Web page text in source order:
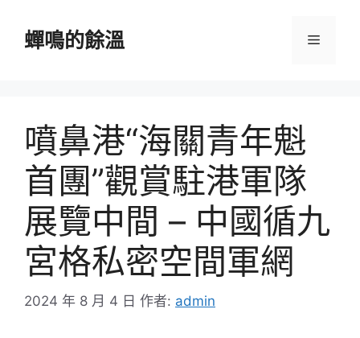
蟬鳴的餘溫 選
噴鼻港“海關青年魁
首團”觀賞駐港軍隊
展覽中間 – 中國循九
宮格私密空間軍網
2024 年 8 月 4 日 作者: admin